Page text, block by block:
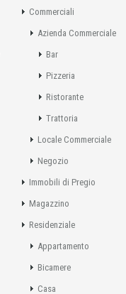
Commerciali
Azienda Commerciale
Bar
Pizzeria
Ristorante
Trattoria
Locale Commerciale
Negozio
Immobili di Pregio
Magazzino
Residenziale
Appartamento
Bicamere
Casa